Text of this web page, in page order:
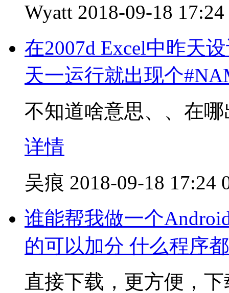
Wyatt 2018-09-18 17:24
在2007d Excel中昨天
天一运行就出现个
不知道啥意思、、在
详情
吴痕 2018-09-18 17:24
谁能帮我做一个
的可以加分 什么程序
直接下载，更方便，